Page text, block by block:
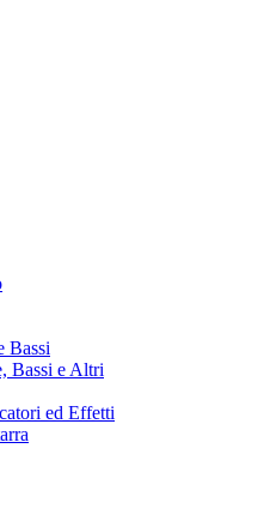
Bassi
Bassi e Altri
ed Effetti